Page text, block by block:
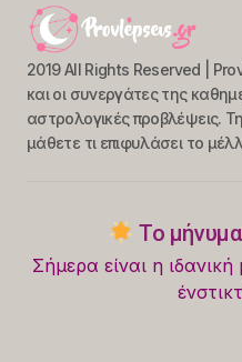
2019 All Rights Reserved |
και οι συνεργάτες της
αστρολογικές προβλέψεις.
μάθετε τι επιφυλάσει το
Το
Σήμερα είναι η